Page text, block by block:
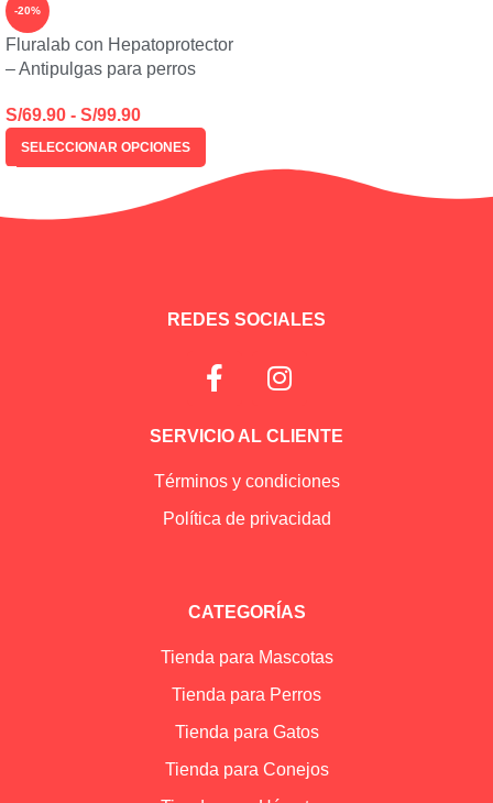
-20%
Fluralab con Hepatoprotector
– Antipulgas para perros
S/69.90 - S/99.90
SELECCIONAR OPCIONES
REDES SOCIALES
SERVICIO AL CLIENTE
Términos y condiciones
Política de privacidad
CATEGORÍAS
Tienda para Mascotas
Tienda para Perros
Tienda para Gatos
Tienda para Conejos